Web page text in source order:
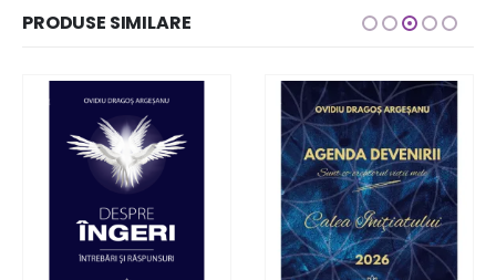
PRODUSE SIMILARE